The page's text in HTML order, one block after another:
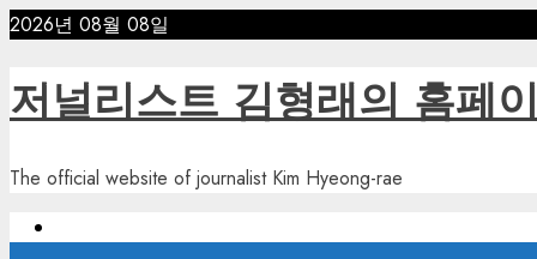
Skip
content
2026년 08월 08일
저널리스트 김형래의 홈페
The official website of journalist Kim Hyeong-rae